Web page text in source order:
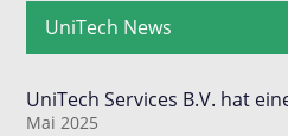
UniTech News
UniTech Services B.V. hat
Mai 2025